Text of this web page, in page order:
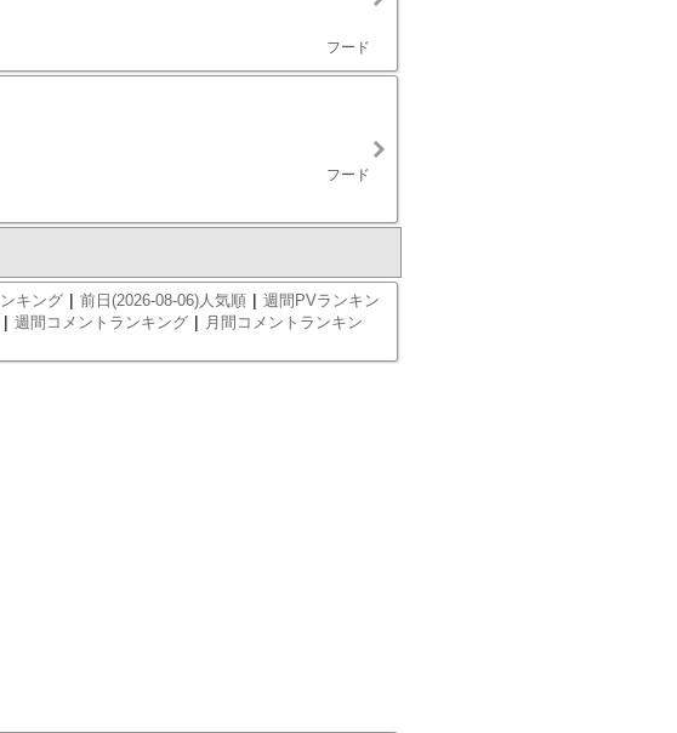
フード
フード
キング | 前日(2026-08-06)人気順 | 週間PVランキン
| 週間コメントランキング | 月間コメントランキン